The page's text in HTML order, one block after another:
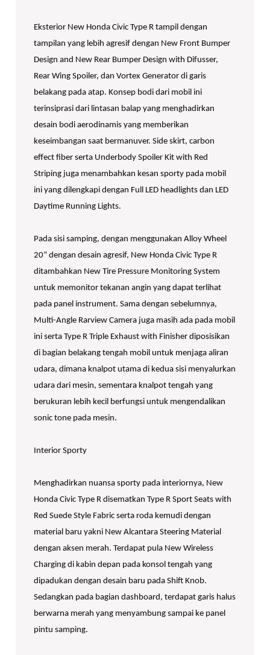
Eksterior New Honda Civic Type R tampil dengan
tampilan yang lebih agresif dengan New Front Bumper
Design and New Rear Bumper Design with Difusser,
Rear Wing Spoiler, dan Vortex Generator di garis
belakang pada atap. Konsep bodi dari mobil ini
terinsiprasi dari lintasan balap yang menghadirkan
desain bodi aerodinamis yang memberikan
keseimbangan saat bermanuver. Side skirt, carbon
effect fiber serta Underbody Spoiler Kit with Red
Striping juga menambahkan kesan sporty pada mobil
ini yang dilengkapi dengan Full LED headlights dan LED
Daytime Running Lights.
Pada sisi samping, dengan menggunakan Alloy Wheel
20” dengan desain agresif, New Honda Civic Type R
ditambahkan New Tire Pressure Monitoring System
untuk memonitor tekanan angin yang dapat terlihat
pada panel instrument. Sama dengan sebelumnya,
Multi-Angle Rarview Camera juga masih ada pada mobil
ini serta Type R Triple Exhaust with Finisher diposisikan
di bagian belakang tengah mobil untuk menjaga aliran
udara, dimana knalpot utama di kedua sisi menyalurkan
udara dari mesin, sementara knalpot tengah yang
berukuran lebih kecil berfungsi untuk mengendalikan
sonic tone pada mesin.
Interior Sporty
Menghadirkan nuansa sporty pada interiornya, New
Honda Civic Type R disematkan Type R Sport Seats with
Red Suede Style Fabric serta roda kemudi dengan
material baru yakni New Alcantara Steering Material
dengan aksen merah. Terdapat pula New Wireless
Charging di kabin depan pada konsol tengah yang
dipadukan dengan desain baru pada Shift Knob.
Sedangkan pada bagian dashboard, terdapat garis halus
berwarna merah yang menyambung sampai ke panel
pintu samping.